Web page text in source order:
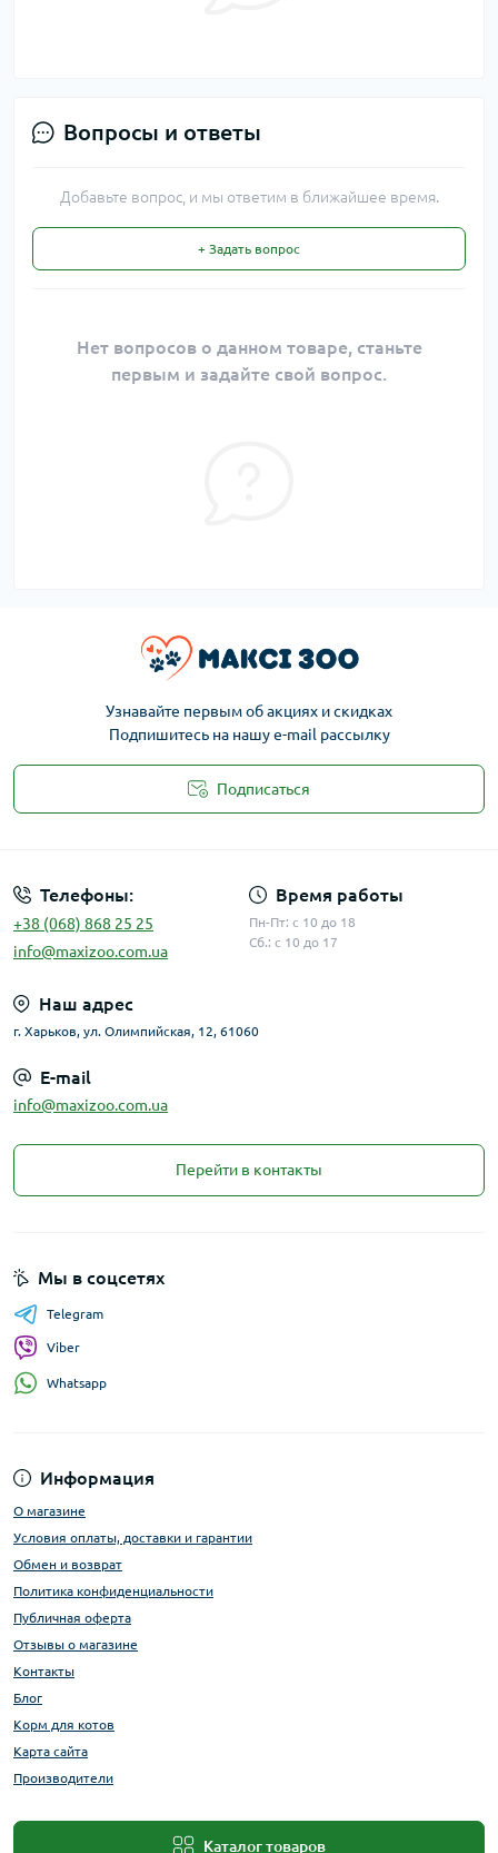
Вопросы и ответы
Добавьте вопрос, и мы ответим в ближайшее время.
+ Задать вопрос
Нет вопросов о данном товаре, станьте
первым и задайте свой вопрос.
Узнавайте первым об акциях и скидках
Подпишитесь на нашу e-mail рассылку
Подписаться
Телефоны:
+38 (068) 868 25 25
info@maxizoo.com.ua
Время работы
Пн-Пт: с 10 до 18
Сб.: с 10 до 17
Наш адрес
г. Харьков, ул. Олимпийская, 12, 61060
E-mail
info@maxizoo.com.ua
Перейти в контакты
Информация
О магазине
Условия оплаты, доставки и гарантии
Обмен и возврат
Политика конфиденциальности
Публичная оферта
Отзывы о магазине
Контакты
Блог
Корм для котов
Карта сайта
Производители
Каталог товаров
Мы в соцсетях
Telegram
Viber
Whatsapp